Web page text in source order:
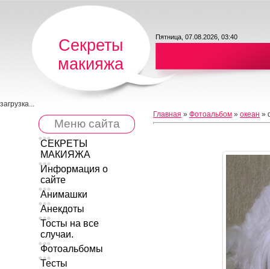
Секреты
макияжа
Пятница, 07.08.2026, 03:40
загрузка...
Меню сайта
СЕКРЕТЫ
МАКИЯЖА
Информация о
сайте
Анимашки
Анекдоты
Тосты на все
случаи.
Фотоальбомы
Тесты
Главная » Фотоальбом » океан »